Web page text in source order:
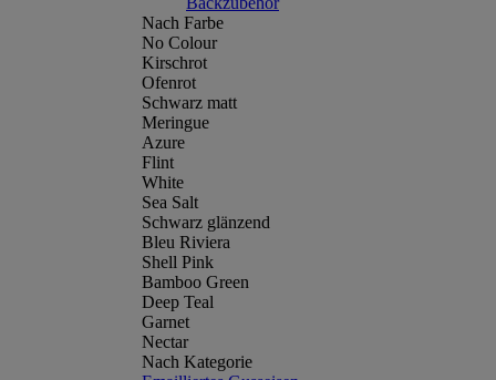
Nach Farbe
No Colour
Kirschrot
Ofenrot
Schwarz matt
Meringue
Azure
Flint
White
Sea Salt
Schwarz glänzend
Bleu Riviera
Shell Pink
Bamboo Green
Deep Teal
Garnet
Nectar
Nach Kategorie